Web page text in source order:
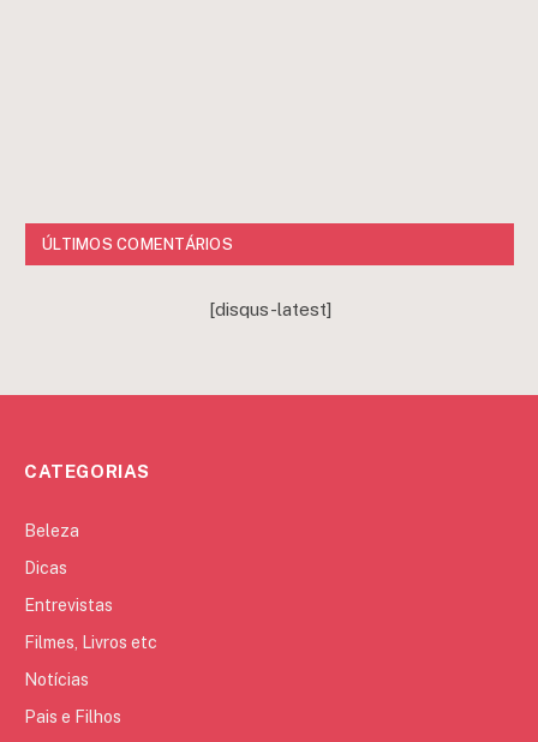
ÚLTIMOS COMENTÁRIOS
[disqus-latest]
CATEGORIAS
Beleza
Dicas
Entrevistas
Filmes, Livros etc
Notícias
Pais e Filhos